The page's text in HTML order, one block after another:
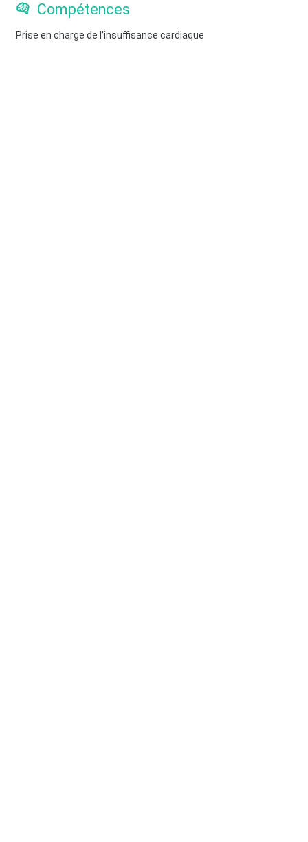
Compétences
Prise en charge de l'insuffisance cardiaque